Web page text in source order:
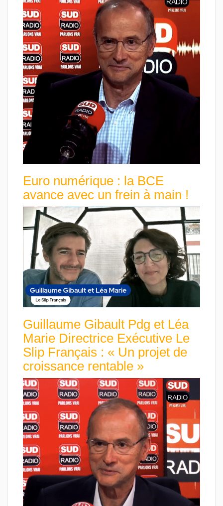
Euro numérique : la BCE
avance avec un frein à main !
Guillaume Gibault Pdg et Léa
Marie Directrice Exécutive Le
Slip Français : « Un projet de
croissance rentable »